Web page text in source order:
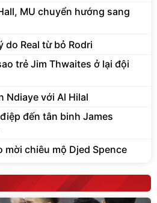
MU chuyển hướng sang
do Real từ bỏ Rodri
trẻ Jim Thwaites ở lại đội
Ndiaye với Al Hilal
đến tân binh James
mời chiêu mộ Djed Spence